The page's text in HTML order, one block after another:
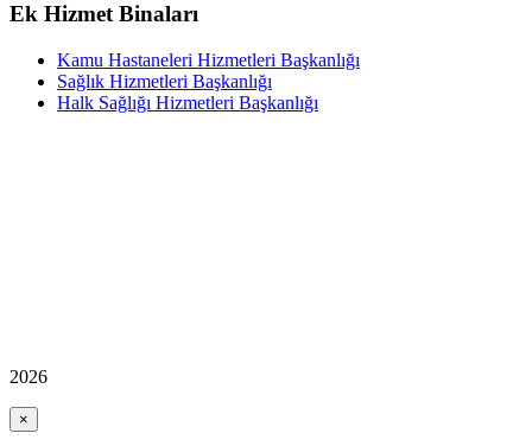
Ek Hizmet Binaları
Kamu Hastaneleri Hizmetleri Başkanlığı
Sağlık Hizmetleri Başkanlığı
Halk Sağlığı Hizmetleri Başkanlığı
2026
×